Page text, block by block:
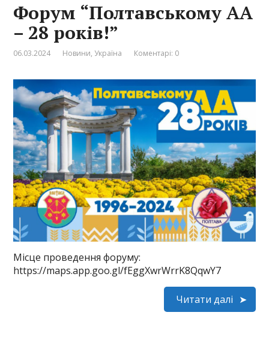
Форум “Полтавському АА
– 28 років!”
06.03.2024 Новини, Україна Коментарі: 0
Місце проведення форуму:
https://maps.app.goo.gl/fEggXwrWrrK8QqwY7
Читати далі